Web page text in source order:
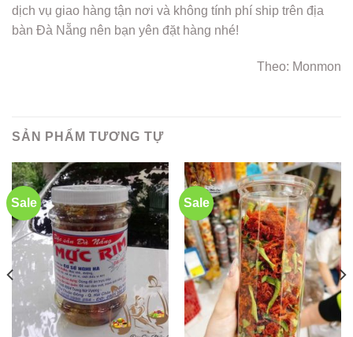
dịch vụ giao hàng tận nơi và không tính phí ship trên địa
bàn Đà Nẵng nên bạn yên đặt hàng nhé!
Theo: Monmon
SẢN PHẨM TƯƠNG TỰ
Sale Sale